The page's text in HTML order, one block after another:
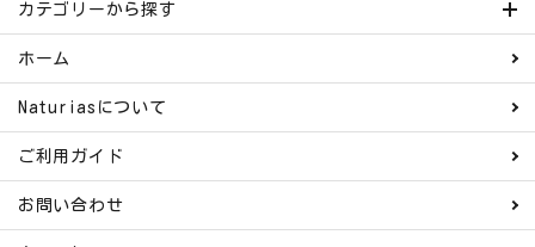
カテゴリーから探す
ホーム
Naturiasについて
ご利用ガイド
お問い合わせ